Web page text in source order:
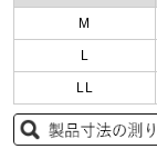
M
L
LL